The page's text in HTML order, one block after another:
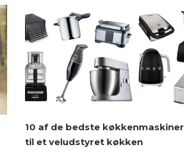
10 af de bedste køkkenmaskiner
til et veludstyret køkken